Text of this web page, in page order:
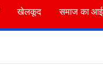
खेलकूद समाज का